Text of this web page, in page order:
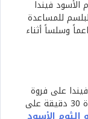
الأسود فيندا
للمساعدة
وسلساً أثناء
على فروة
رأسك وشعرك ودلكيها برفق. اتركيه لمدة 30 دقيقة على